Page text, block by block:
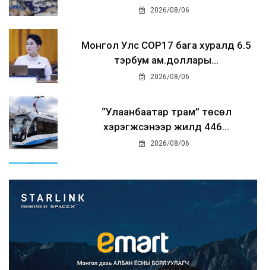
2026/08/06
Монгол Улс COP17 бага хуралд 6.5
тэрбум ам.доллары...
2026/08/06
“Улаанбаатар трам” төсөл
хэрэгжсэнээр жилд 446...
2026/08/06
Автомашины улсын дугаар тэгш
2026/08/06
Улаанбаатарт өдөртөө 29 хэм
дулаан